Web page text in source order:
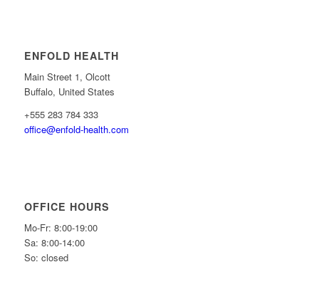
ENFOLD HEALTH
Main Street 1, Olcott
Buffalo, United States
+555 283 784 333
office@enfold-health.com
OFFICE HOURS
Mo-Fr: 8:00-19:00
Sa: 8:00-14:00
So: closed